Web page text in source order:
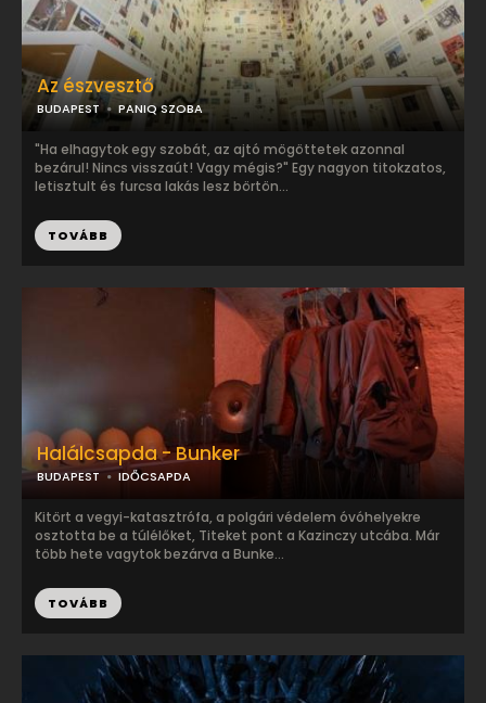
Az észvesztő
BUDAPEST PANIQ SZOBA
"Ha elhagytok egy szobát, az ajtó mögöttetek azonnal
bezárul! Nincs visszaút! Vagy mégis?" Egy nagyon titokzatos,
letisztult és furcsa lakás lesz börtön...
TOVÁBB
Halálcsapda - Bunker
BUDAPEST IDŐCSAPDA
Kitört a vegyi-katasztrófa, a polgári védelem óvóhelyekre
osztotta be a túlélőket, Titeket pont a Kazinczy utcába. Már
több hete vagytok bezárva a Bunke...
TOVÁBB